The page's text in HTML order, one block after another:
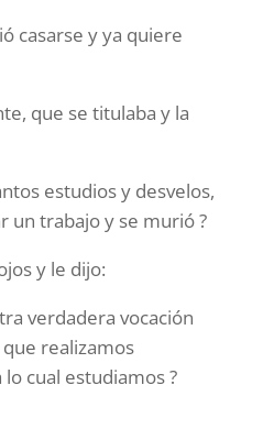
casarse y ya quiere
que se titulaba y la
estudios y desvelos,
un trabajo y se murió ?
y le dijo:
verdadera vocación
realizamos
cual estudiamos ?